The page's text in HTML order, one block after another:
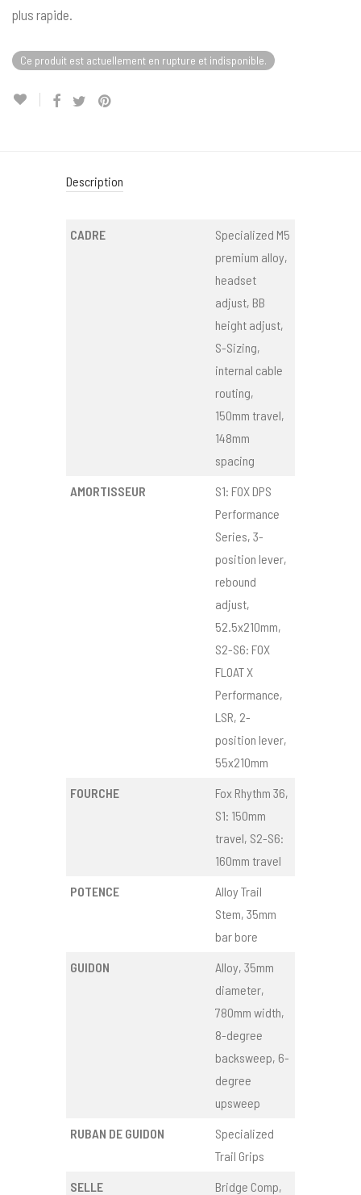
plus rapide.
Ce produit est actuellement en rupture et indisponible.
Description
CADRE
Specialized M5
premium alloy,
headset
adjust, BB
height adjust,
S-Sizing,
internal cable
routing,
150mm travel,
148mm
spacing
AMORTISSEUR
S1: FOX DPS
Performance
Series, 3-
position lever,
rebound
adjust,
52.5x210mm,
S2-S6: FOX
FLOAT X
Performance,
LSR, 2-
position lever,
55x210mm
FOURCHE
Fox Rhythm 36,
S1: 150mm
travel, S2-S6:
160mm travel
POTENCE
Alloy Trail
Stem, 35mm
bar bore
GUIDON
Alloy, 35mm
diameter,
780mm width,
8-degree
backsweep, 6-
degree
upsweep
RUBAN DE GUIDON
Specialized
Trail Grips
SELLE
Bridge Comp,